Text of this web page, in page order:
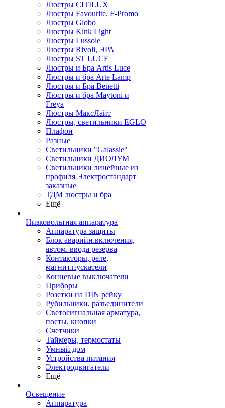
Люстры CITILUX
Люстры Favourite, F-Promo
Люстры Globo
Люстры Kink Light
Люстры Lussole
Люстры Rivoli, ЭРА
Люстры ST LUCE
Люстры и Бра Artis Luce
Люстры и бра Arte Lamp
Люстры и Бра Benetti
Люстры и бра Maytoni и
Freya
Люстры МаксЛайт
Люстры, светильники EGLO
Плафон
Разные
Светильники "Galassie"
Светильники ДИОЛУМ
Светильники линейные из
профиля Электростандарт
заказные
ТДМ люстры и бра
Ещё
Низковольтная аппаратура
Аппаратура защиты
Блок аварийн.включения,
автом. ввода резерва
Контакторы, реле,
магнит.пускатели
Концевые выключатели
Приборы
Розетки на DIN рейку
Рубильники, разъединители
Светосигнальная арматура,
посты, кнопки
Счетчики
Таймеры, термостаты
Умный дом
Устройства питания
Электродвигатели
Ещё
Освещение
Аппаратура